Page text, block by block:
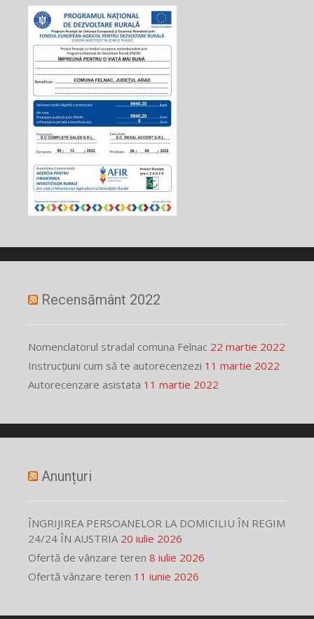
Recensământ 2022
Nomenclatorul stradal comuna Felnac 22 martie 2022
Instrucțiuni cum să te autorecenzezi 11 martie 2022
Autorecenzare asistata 11 martie 2022
Anunțuri
ÎNGRIJIREA PERSOANELOR LA DOMICILIU ÎN REGIM
24/24 ÎN AUSTRIA 20 iulie 2026
Ofertă de vânzare teren 8 iulie 2026
Ofertă vânzare teren 11 iunie 2026